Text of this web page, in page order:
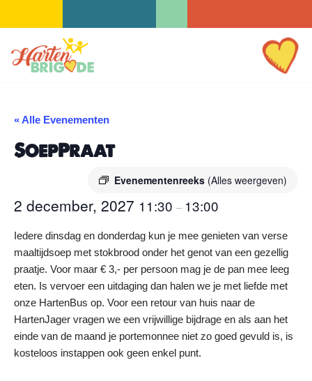
Ga
inhoud
« Alle Evenementen
SoepPraat
Evenementenreeks (Alles weergeven)
2 december, 2027 11:30 – 13:00
Iedere dinsdag en donderdag kun je mee genieten van verse
maaltijdsoep met stokbrood onder het genot van een gezellig
praatje. Voor maar € 3,- per persoon mag je de pan mee leeg
eten. Is vervoer een uitdaging dan halen we je met liefde met
onze HartenBus op. Voor een retour van huis naar de
HartenJager vragen we een vrijwillige bijdrage en als aan het
einde van de maand je portemonnee niet zo goed gevuld is, is
kosteloos instappen ook geen enkel punt.